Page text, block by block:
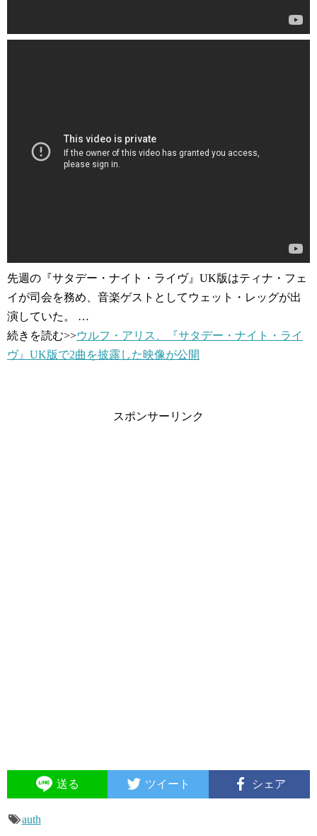
先週の『サタデー・ナイト・ライヴ』UK版はティナ・フェ
イが司会を務め、音楽ゲストとしてウェット・レッグが出
演していた。 …
続きを読む>>ウルフ・アリス、『サタデー・ナイト・ライ
ヴ』UK版で2曲を披露した映像が公開
スポンサーリンク
送る ツイート シェア
auth